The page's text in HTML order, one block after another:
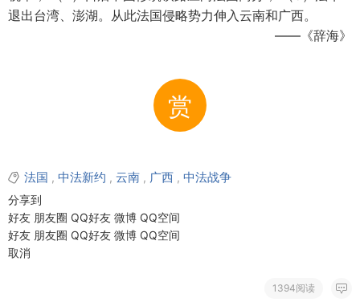
退出台湾、澎湖。从此法国侵略势力伸入云南和广西。
——《辞海》
赏
法国 , 中法新约 , 云南 , 广西 , 中法战争
分享到
好友 朋友圈 QQ好友 微博 QQ空间
好友 朋友圈 QQ好友 微博 QQ空间
取消
1394阅读